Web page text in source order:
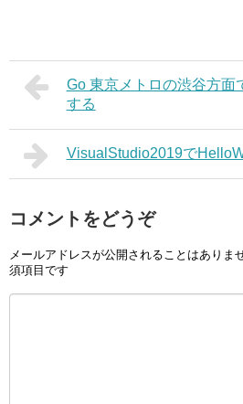
Go 東京メトロの渋谷方面
する
VisualStudio2019で
コメントをどうぞ
メールアドレスが公開されることはありま
須項目です